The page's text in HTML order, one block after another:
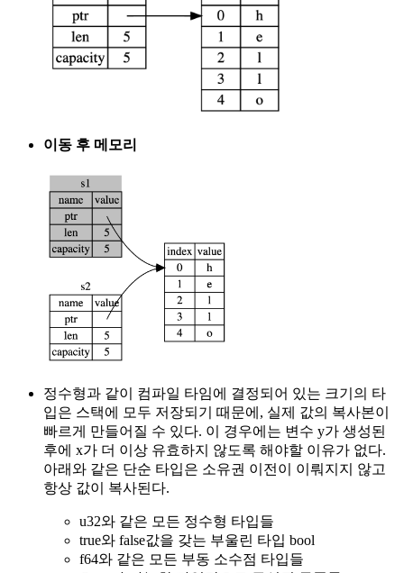
이동 후 메모리
정수형과 같이 컴파일 타임에 결정되어 있는 크기의 타
입은 스택에 모두 저장되기 때문에, 실제 값의 복사본이
빠르게 만들어질 수 있다. 이 경우에는 변수 y가 생성된
후에 x가 더 이상 유효하지 않도록 해야할 이유가 없다.
아래와 같은 단순 타입은 소유권 이전이 이뤄지지 않고
항상 값이 복사된다.
u32와 같은 모든 정수형 타입들
true와 false값을 갖는 부울린 타입 bool
f64와 같은 모든 부동 소수점 타입들